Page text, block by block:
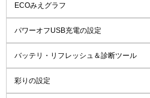
ECOみえグラフ
パワーオフUSB充電の設定
バッテリ・リフレッシュ＆診断ツール
彩りの設定